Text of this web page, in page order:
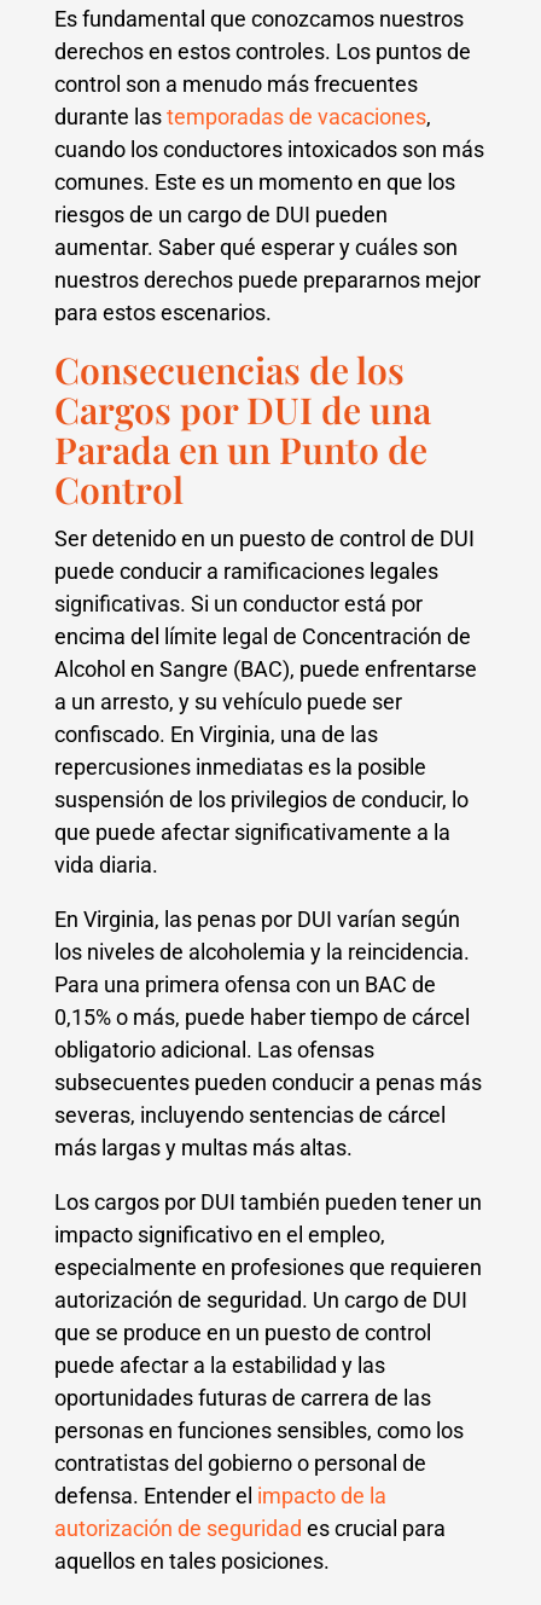
Es fundamental que conozcamos nuestros
derechos en estos controles. Los puntos de
control son a menudo más frecuentes
durante lastemporadas de vacaciones,
cuando los conductores intoxicados son más
comunes. Este es un momento en que los
riesgos de un cargo de DUI pueden
aumentar. Saber qué esperar y cuáles son
nuestros derechos puede prepararnos mejor
para estos escenarios.
Consecuencias de los
Cargos por DUI de una
Parada en un Punto de
Control
Ser detenido en un puesto de control de DUI
puede conducir a ramificaciones legales
significativas. Si un conductor está por
encima del límite legal de Concentración de
Alcohol en Sangre (BAC), puede enfrentarse
a un arresto, y su vehículo puede ser
confiscado. En Virginia, una de las
repercusiones inmediatas es la posible
suspensión de los privilegios de conducir, lo
que puede afectar significativamente a la
vida diaria.
En Virginia, las penas por DUI varían según
los niveles de alcoholemia y la reincidencia.
Para una primera ofensa con un BAC de
0,15% o más, puede haber tiempo de cárcel
obligatorio adicional. Las ofensas
subsecuentes pueden conducir a penas más
severas, incluyendo sentencias de cárcel
más largas y multas más altas.
Los cargos por DUI también pueden tener un
impacto significativo en el empleo,
especialmente en profesiones que requieren
autorización de seguridad. Un cargo de DUI
que se produce en un puesto de control
puede afectar a la estabilidad y las
oportunidades futuras de carrera de las
personas en funciones sensibles, como los
contratistas del gobierno o personal de
defensa. Entender el impacto de la
autorización de seguridad es crucial para
aquellos en tales posiciones.